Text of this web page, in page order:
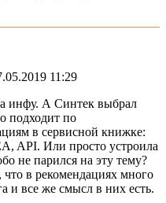
11:29
инфу. А Синтек выбрал
подходит по
в сервисной книжке:
API. Или просто устроила
не парился на эту тему?
в рекомендациях много
и все же смысл в них есть.